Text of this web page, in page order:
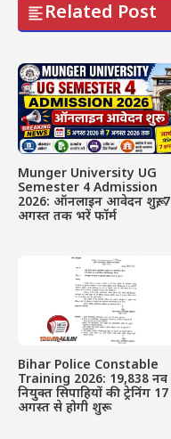
Related Post
Munger University UG
Semester 4 Admission
2026: ऑनलाइन आवेदन शुरू, 7
अगस्त तक भरें फॉर्म
Bihar Police Constable
Training 2026: 19,838 नव
नियुक्त सिपाहियों की ट्रेनिंग 17
अगस्त से होगी शुरू